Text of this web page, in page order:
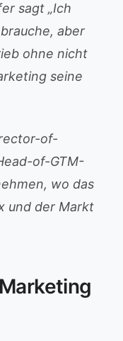
sagt „Ich
aber
ohne nicht
seine
of-
of-GTM-
wo das
und der Markt